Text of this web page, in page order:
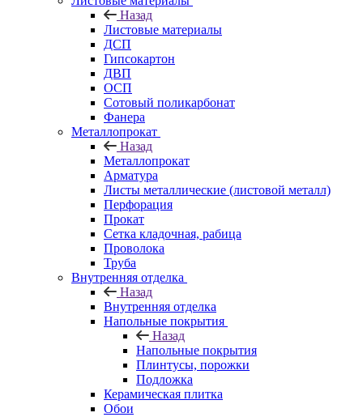
Назад
Листовые материалы
ДСП
Гипсокартон
ДВП
ОСП
Сотовый поликарбонат
Фанера
Металлопрокат
Назад
Металлопрокат
Арматура
Листы металлические (листовой металл)
Перфорация
Прокат
Сетка кладочная, рабица
Проволока
Труба
Внутренняя отделка
Назад
Внутренняя отделка
Напольные покрытия
Назад
Напольные покрытия
Плинтусы, порожки
Подложка
Керамическая плитка
Обои